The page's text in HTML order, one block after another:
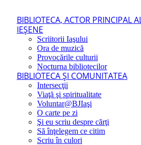
BIBLIOTECA, ACTOR PRINCIPAL
IEŞENE
Scriitorii Iaşului
Ora de muzică
Provocările culturii
Nocturna bibliotecilor
BIBLIOTECA ŞI COMUNITATEA
Intersecţii
Viaţă şi spiritualitate
Voluntar@BJIaşi
O carte pe zi
Şi eu scriu despre cărţi
Să înţelegem ce citim
Scriu în culori